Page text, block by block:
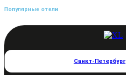
Популярные отели
Санкт-Петербург